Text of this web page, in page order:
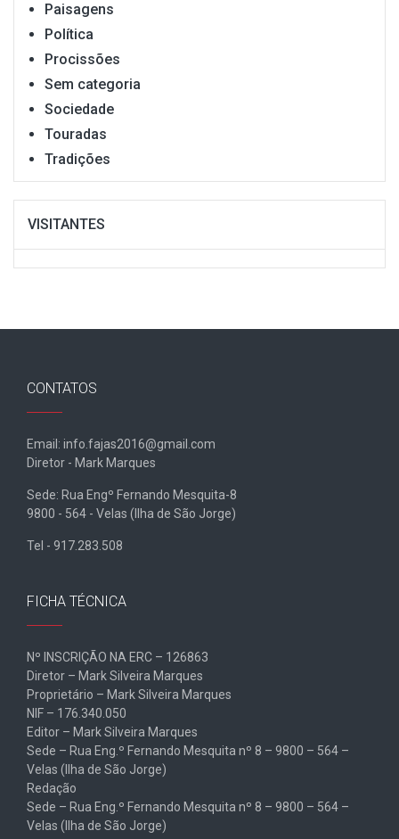
Paisagens
Política
Procissões
Sem categoria
Sociedade
Touradas
Tradições
VISITANTES
CONTATOS
Email: info.fajas2016@gmail.com
Diretor - Mark Marques
Sede: Rua Engº Fernando Mesquita-8
9800 - 564 - Velas (Ilha de São Jorge)
Tel - 917.283.508
FICHA TÉCNICA
Nº INSCRIÇÃO NA ERC – 126863
Diretor – Mark Silveira Marques
Proprietário – Mark Silveira Marques
NIF – 176.340.050
Editor – Mark Silveira Marques
Sede – Rua Eng.º Fernando Mesquita nº 8 – 9800 – 564 –
Velas (Ilha de São Jorge)
Redação
Sede – Rua Eng.º Fernando Mesquita nº 8 – 9800 – 564 –
Velas (Ilha de São Jorge)